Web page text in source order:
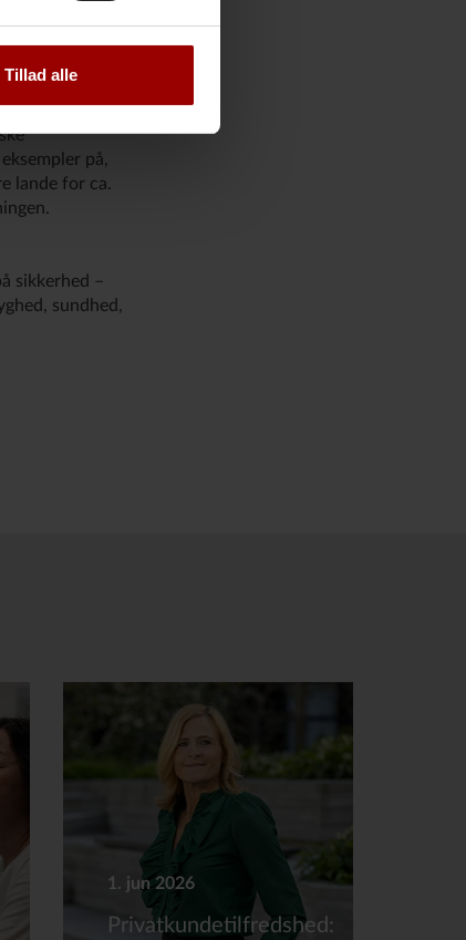
Tillad alle
på,
lande for ca.
sikkerhed –
sundhed,
1. jun 2026
Privatkundetilfredshed: